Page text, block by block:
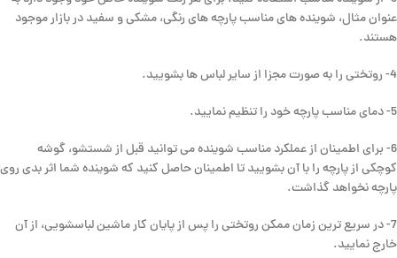
عنوان مثال، شوینده های مناسب پارچه های رنگی، مشکی و سفید در بازار موجود
هستند.
4- روتختی را به صورت مجزا از سایر لباس ها بشویید.
5- دمای مناسب پارچه خود را تنظیم نمایید.
6- برای اطمینان از عملکرد مناسب شوینده می توانید قبل از شستشو، گوشه
کوچکی از پارچه را با آن بشویید تا اطمینان حاصل کنید که شوینده شما اثر بدی روی
پارچه نخواهد گذاشت.
7- در سریع ترین زمان ممکن روتختی را پس از پایان کار ماشین لباسشویی، از آن
خارج نمایید.